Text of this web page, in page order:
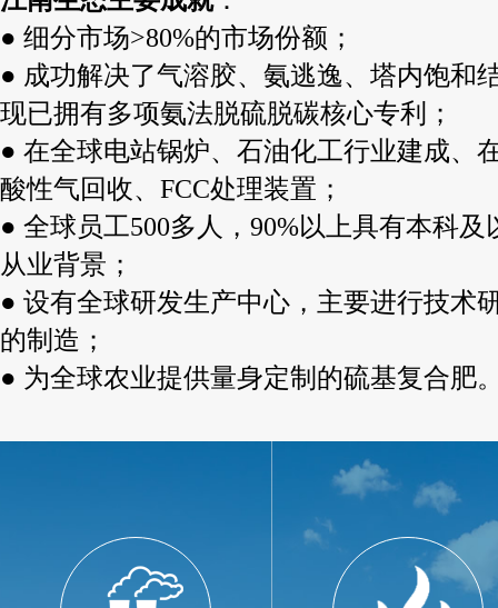
● 细分市场>80%的市场份额；
● 成功解决了气溶胶、氨逃逸、塔内饱和
现已拥有多项氨法脱硫脱碳核心专利；
● 在全球电站锅炉、石油化工行业建成、
酸性气回收、FCC处理装置；
● 全球员工500多人，90%以上具有本科
从业背景；
● 设有全球研发生产中心，主要进行技术
的制造；
● 为全球农业提供量身定制的硫基复合肥